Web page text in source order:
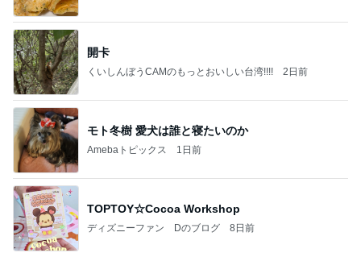
開卡
くいしんぼうCAMのもっとおいしい台湾!!!! 2日前
モト冬樹 愛犬は誰と寝たいのか
Amebaトピックス 1日前
TOPTOY☆Cocoa Workshop
ディズニーファン Dのブログ 8日前